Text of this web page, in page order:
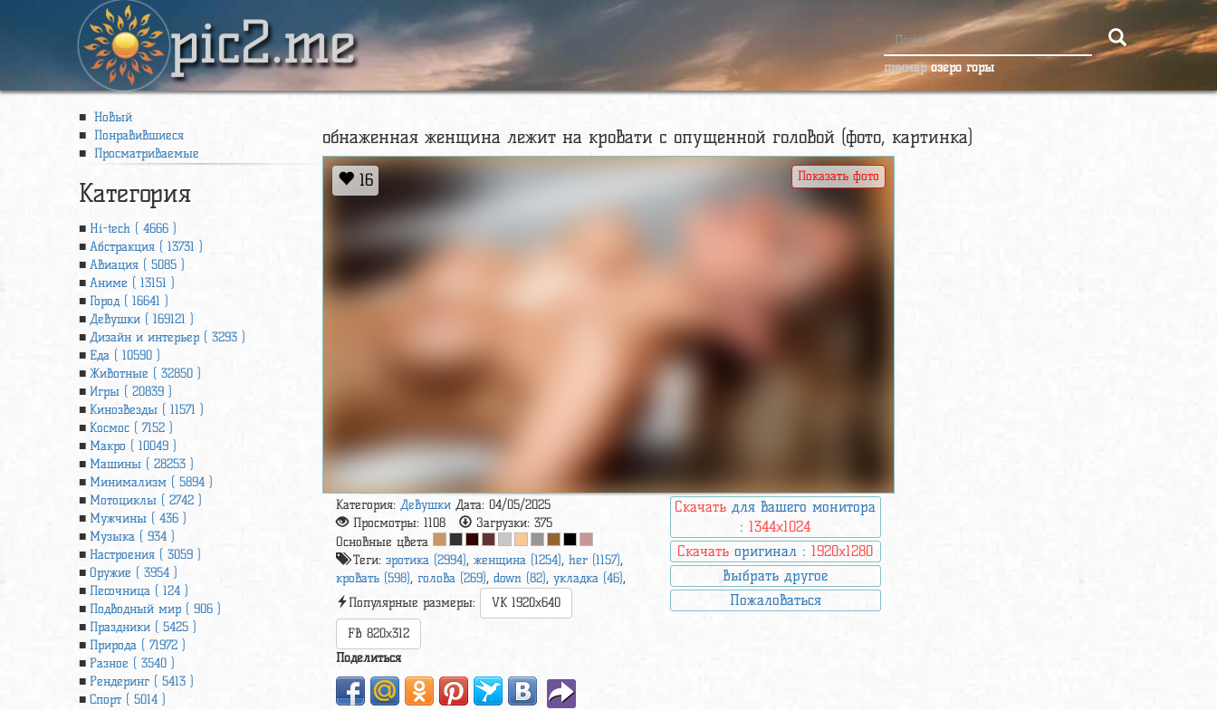
pic2.me примерозеро горы
Новый
Понравившиеся
Просматриваемые
Категория
Hi-tech ( 4666 )
Абстракция ( 13731 )
Авиация ( 5085 )
Аниме ( 13151 )
Город ( 16641 )
Девушки ( 169121 )
Дизайн и интерьер ( 3293 )
Еда ( 10590 )
Животные ( 32850 )
Игры ( 20839 )
Кинозвезды ( 11571 )
Космос ( 7152 )
Макро ( 10049 )
Машины ( 28253 )
Минимализм ( 5894 )
Мотоциклы ( 2742 )
Мужчины ( 436 )
Музыка ( 934 )
Настроения ( 3059 )
Оружие ( 3954 )
Песочница ( 124 )
Подводный мир ( 906 )
Праздники ( 5425 )
Природа ( 71972 )
Разное ( 3540 )
Рендеринг ( 5413 )
Спорт ( 5014 )
обнаженная женщина лежит на кровати с опущенной головой (фото, картинка)
16 Показать фото
Категория:Девушки Дата: 04/05/2025
Просмотры:1108 Загрузки:375
Основные цвета
Теги:эротика (2994),женщина (1254),her (1157),
кровать (598),голова (269),down (82),укладка (46),
Популярные размеры:
VK 1920x640
FB 820x312
Скачать для вашего монитора
:1344x1024
Скачать оригинал :1920x1280
Выбрать другое
Пожаловаться
Поделиться